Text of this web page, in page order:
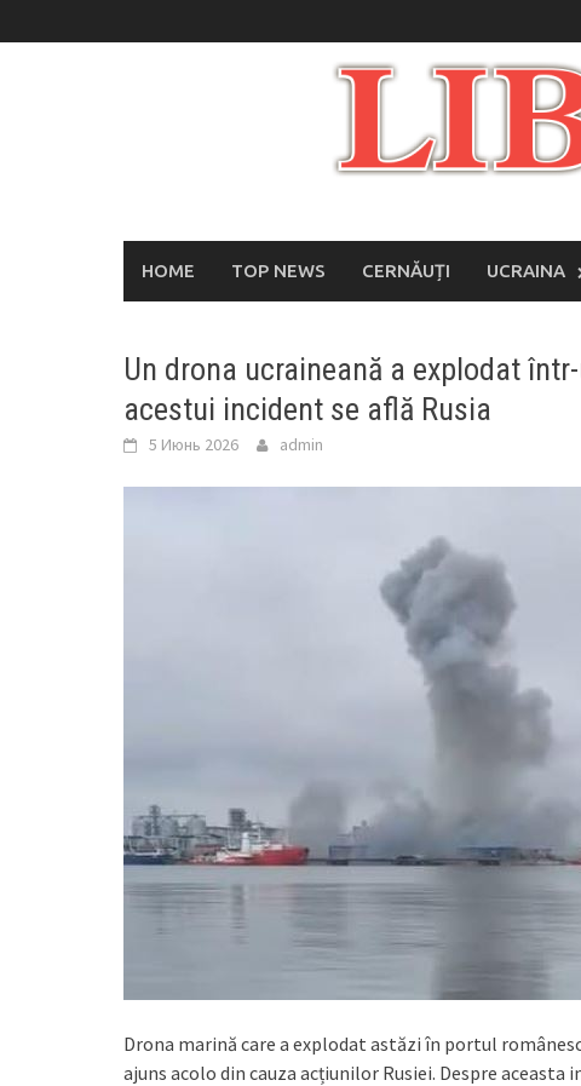
to
HOME TOP NEWS CERNĂUȚI UCRAINA
Un drona ucraineană a explodat
acestui incident se află Rusia
5 Июнь 2026 admin
Drona marină care a explodat astăzi în portul
ajuns acolo din cauza acțiunilor Rusiei. Despre